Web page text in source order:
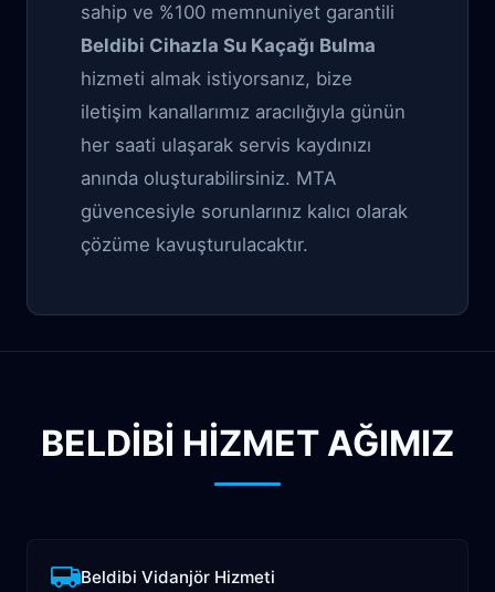
sahip ve %100 memnuniyet garantili
Beldibi Cihazla Su Kaçağı Bulma
hizmeti almak istiyorsanız, bize
iletişim kanallarımız aracılığıyla günün
her saati ulaşarak servis kaydınızı
anında oluşturabilirsiniz. MTA
güvencesiyle sorunlarınız kalıcı olarak
çözüme kavuşturulacaktır.
BELDIBI HİZMET AĞIMIZ
Beldibi Vidanjör Hizmeti